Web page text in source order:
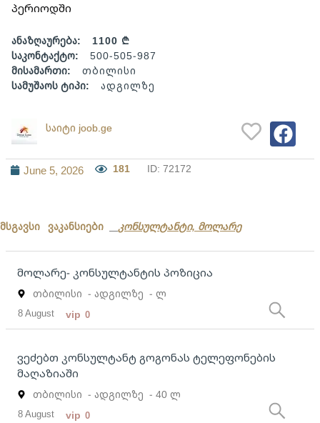
პერიოდში
ანაზღაურება:
1100 ₾
საკონტაქტო:
500-505-987
მისამართი:
თბილისი
სამუშაოს ტიპი:
ადგილზე
საიტი joob.ge
June 5, 2026 181 ID: 72172
მსგავსი ვაკანსიები კონსულტანტი, მოლარე
მოლარე- კონსულტანტის პოზიცია
თბილისი - ადგილზე - ლ
8 August vip 0
ვეძებთ კონსულტანტ გოგონას ტელეფონების
მაღაზიაში
თბილისი - ადგილზე - 40 ლ
8 August vip 0